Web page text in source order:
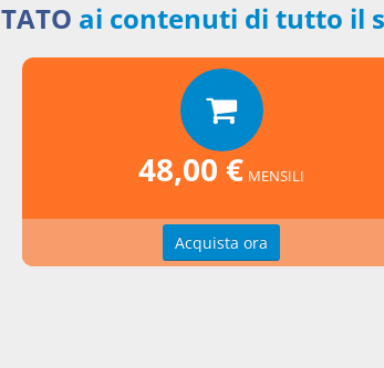
Decreto Presidente Repubblica 2001
ai contenuti di tutto il
48,00 € MENSILI
Acquista ora